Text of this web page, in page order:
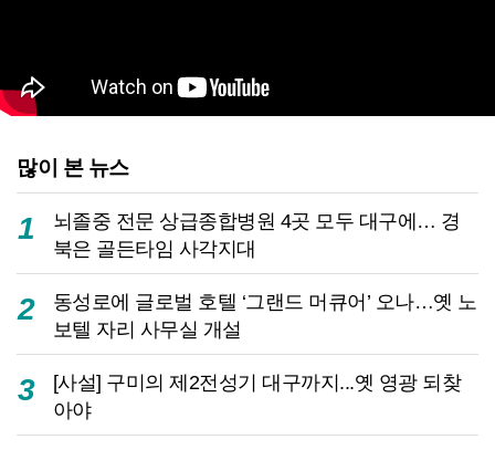
많이 본 뉴스
1
뇌졸중 전문 상급종합병원 4곳 모두 대구에… 경
북은 골든타임 사각지대
2
동성로에 글로벌 호텔 ‘그랜드 머큐어’ 오나…옛 노
보텔 자리 사무실 개설
3
[사설] 구미의 제2전성기 대구까지...옛 영광 되찾
아야